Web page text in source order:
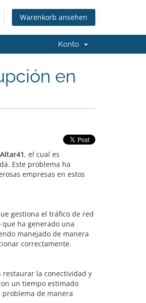
Warenkorb ansehen
Konto
en
Altar41, el cual es
Este problema ha
empresas en estos
gestiona el tráfico de red
ha generado una
manejado de manera
correctamente.
la conectividad y
un tiempo estimado
problema de manera